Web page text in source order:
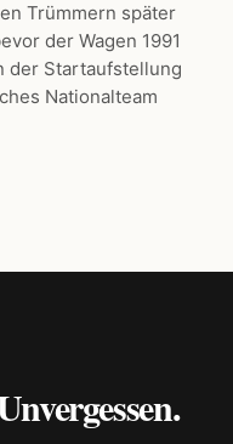
Trümmern später
der Wagen 1991
der Startaufstellung
Nationalteam